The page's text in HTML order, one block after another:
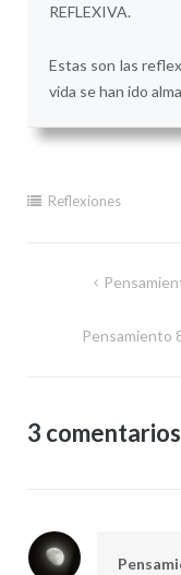
REFLEXIVA.
Estas son las
vida se han ido
Reflexiones
Navegación
entradasPensamiento
3 comentarios